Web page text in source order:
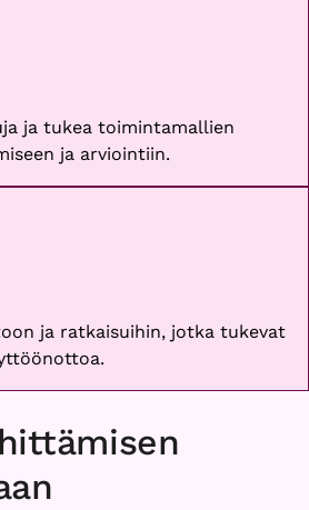
ja tukea toimintamallien
ja arviointiin.
ja ratkaisuihin, jotka tukevat